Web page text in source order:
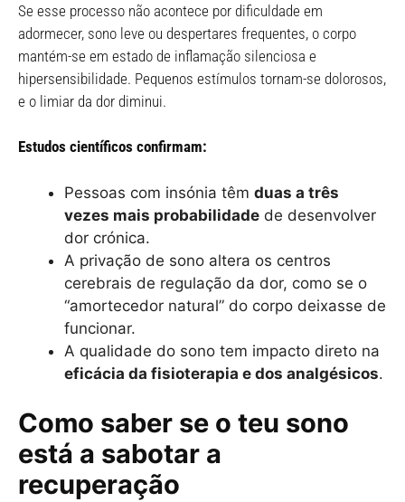
Se esse processo não acontece por dificuldade em
adormecer, sono leve ou despertares frequentes, o corpo
mantém-se em estado de inflamação silenciosa e
hipersensibilidade. Pequenos estímulos tornam-se dolorosos,
e o limiar da dor diminui.
Estudos científicos confirmam:
Pessoas com insónia têm duas a três
vezes mais probabilidade de desenvolver
dor crónica.
A privação de sono altera os centros
cerebrais de regulação da dor, como se o
“amortecedor natural” do corpo deixasse de
funcionar.
A qualidade do sono tem impacto direto na
eficácia da fisioterapia e dos analgésicos.
Como saber se o teu sono
está a sabotar a
recuperação